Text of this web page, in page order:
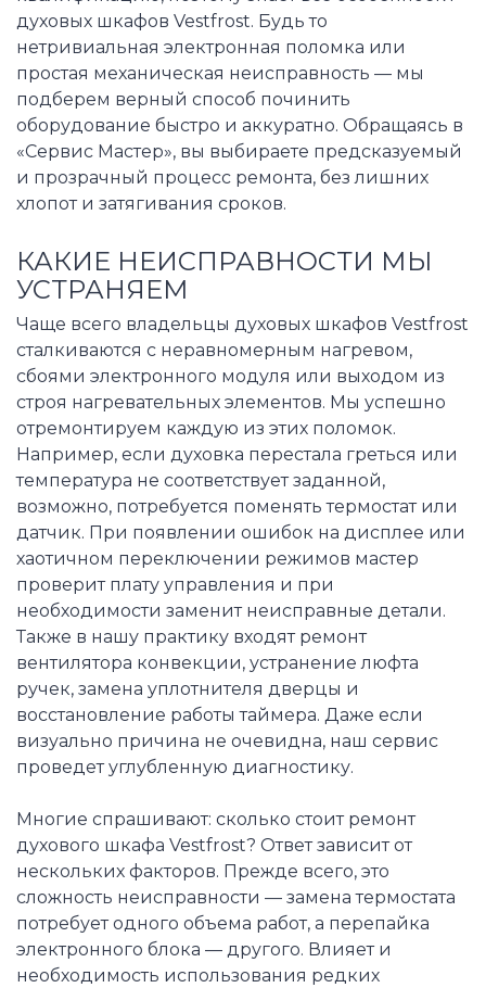
духовых шкафов Vestfrost. Будь то
нетривиальная электронная поломка или
простая механическая неисправность — мы
подберем верный способ починить
оборудование быстро и аккуратно. Обращаясь в
«Сервис Мастер», вы выбираете предсказуемый
и прозрачный процесс ремонта, без лишних
хлопот и затягивания сроков.
КАКИЕ НЕИСПРАВНОСТИ МЫ
УСТРАНЯЕМ
Чаще всего владельцы духовых шкафов Vestfrost
сталкиваются с неравномерным нагревом,
сбоями электронного модуля или выходом из
строя нагревательных элементов. Мы успешно
отремонтируем каждую из этих поломок.
Например, если духовка перестала греться или
температура не соответствует заданной,
возможно, потребуется поменять термостат или
датчик. При появлении ошибок на дисплее или
хаотичном переключении режимов мастер
проверит плату управления и при
необходимости заменит неисправные детали.
Также в нашу практику входят ремонт
вентилятора конвекции, устранение люфта
ручек, замена уплотнителя дверцы и
восстановление работы таймера. Даже если
визуально причина не очевидна, наш сервис
проведет углубленную диагностику.
Многие спрашивают: сколько стоит ремонт
духового шкафа Vestfrost? Ответ зависит от
нескольких факторов. Прежде всего, это
сложность неисправности — замена термостата
потребует одного объема работ, а перепайка
электронного блока — другого. Влияет и
необходимость использования редких